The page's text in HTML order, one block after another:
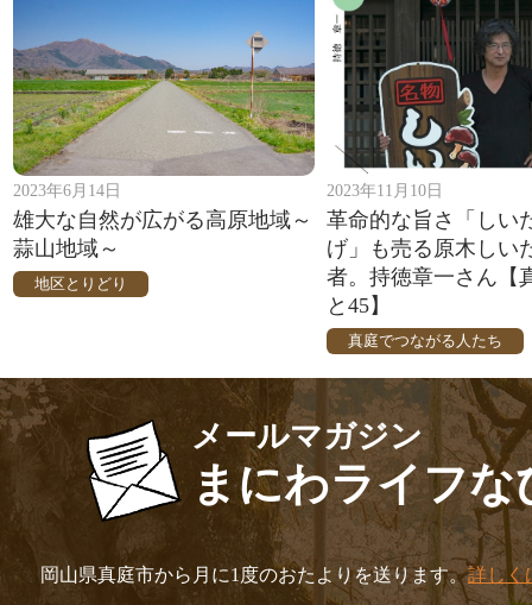
2023年6月14日
雄大な自然が広がる高原地域～
蒜山地域～
地区とりどり
2023年11月10日
革命的な旨さ「しい
げ」も売る原木しい
者。持徳章一さん【
と45】
真庭でつながる人たち
メールマガジン
まにわライフな
岡山県真庭市から月に1度のおたよりを送ります。詳しく